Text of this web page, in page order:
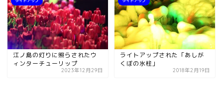
江ノ島の灯りに照らされたウ
ィンターチューリップ
2023年12月29日
ライトアップされた「あしが
くぼの氷柱」
2018年2月19日